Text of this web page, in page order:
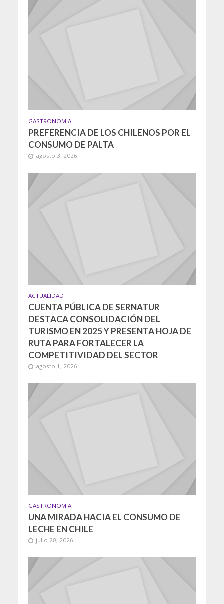
GASTRONOMIA
PREFERENCIA DE LOS CHILENOS POR EL
CONSUMO DE PALTA
agosto 3, 2026
ACTUALIDAD
CUENTA PÚBLICA DE SERNATUR
DESTACA CONSOLIDACIÓN DEL
TURISMO EN 2025 Y PRESENTA HOJA DE
RUTA PARA FORTALECER LA
COMPETITIVIDAD DEL SECTOR
agosto 1, 2026
GASTRONOMIA
UNA MIRADA HACIA EL CONSUMO DE
LECHE EN CHILE
julio 28, 2026